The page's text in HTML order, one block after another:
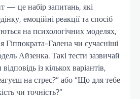
— це набір запитань, які
емоційні реакції та спосіб
на психологічних моделях,
Гіппократа-Галена чи сучасніші
Айзенка. Такі тести зазвичай
із кількох варіантів,
на стрес?” або “Що для тебе
чи точність?”